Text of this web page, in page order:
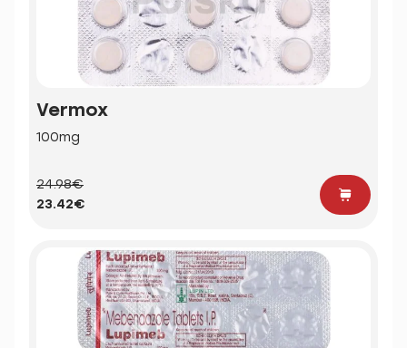
Vermox
100mg
24.98€
23.42€